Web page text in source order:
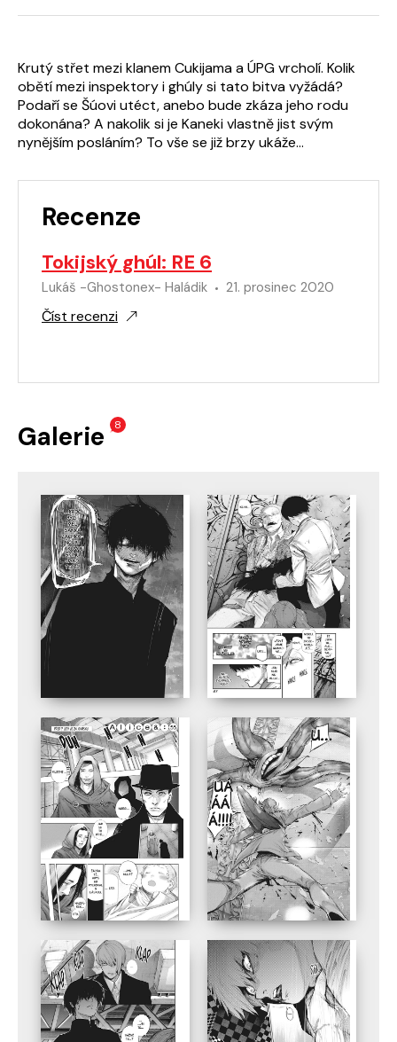
Krutý střet mezi klanem Cukijama a ÚPG vrcholí. Kolik
obětí mezi inspektory i ghúly si tato bitva vyžádá?
Podaří se Šúovi utéct, anebo bude zkáza jeho rodu
dokonána? A nakolik si je Kaneki vlastně jist svým
nynějším posláním? To vše se již brzy ukáže...
Recenze
Tokijský ghúl: RE 6
Lukáš -Ghostonex- Haládik 21. prosinec 2020
Číst recenzi
Galerie 8